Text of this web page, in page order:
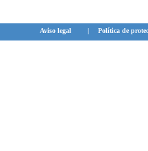
Aviso legal | Política de